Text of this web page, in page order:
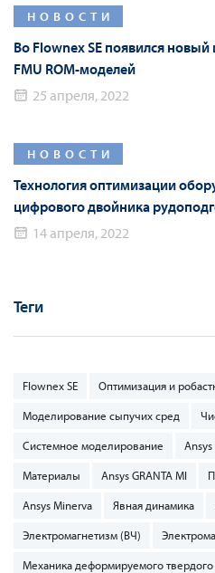
НОВОСТИ
Во Flownex SE появился
FMU ROM-моделей
25 апреля, 2022
НОВОСТИ
Технология оптимизации
цифрового двойника
Mining World Russia 2022
14 апреля, 2022
Теги
Flownex SE Оптимизация и
Моделирование сыпучих сред
Системное моделирование Ansys
Материалы Ansys GRANTA MI
Ansys Minerva Явная динамика
Электромагнетизм (ВЧ)
Механика деформируемого твердого